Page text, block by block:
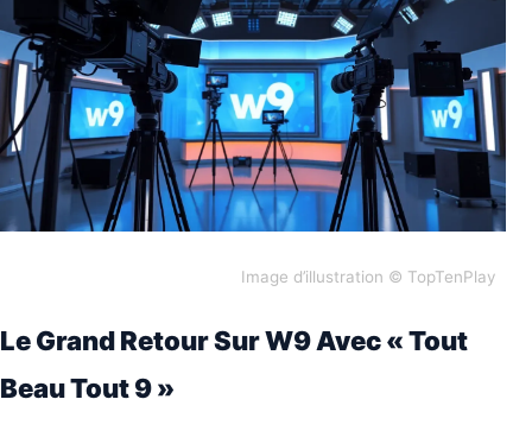
Image d’illustration © TopTenPlay
Le Grand Retour Sur W9 Avec « Tout
Beau Tout 9 »